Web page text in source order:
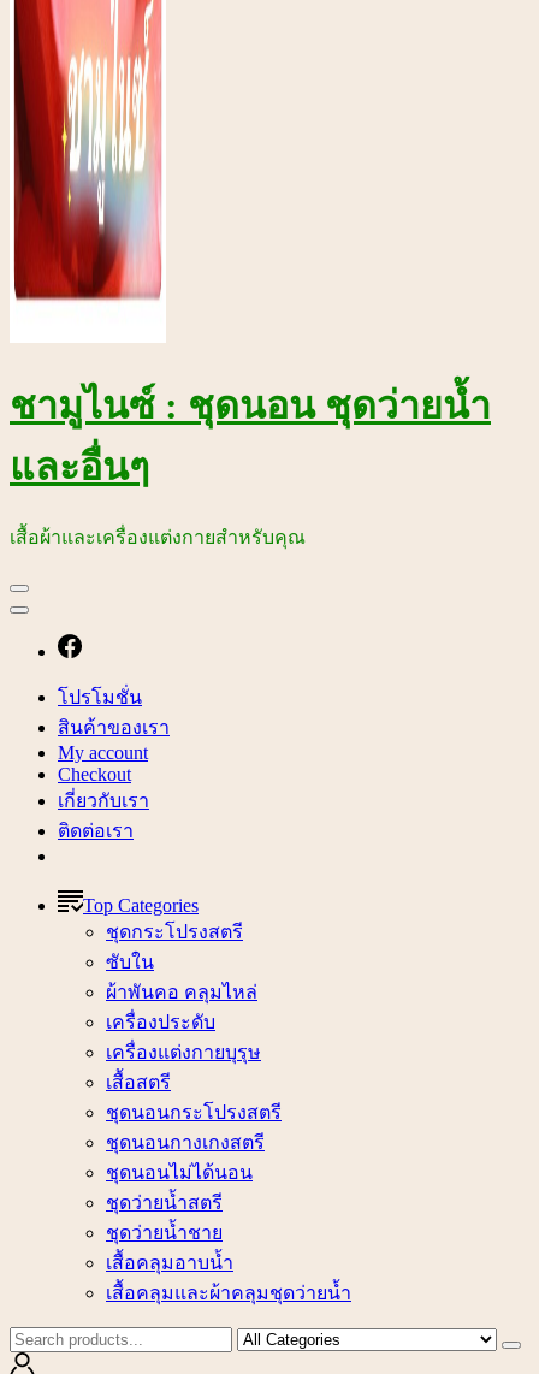
ชามูไนซ์ : ชุดนอน ชุดว่ายน้ำ
และอื่นๆ
เสื้อผ้าและเครื่องแต่งกายสำหรับคุณ
โปรโมชั่น
สินค้าของเรา
My account
Checkout
เกี่ยวกับเรา
ติดต่อเรา
Top Categories
ชุดกระโปรงสตรี
ซับใน
ผ้าพันคอ คลุมไหล่
เครื่องประดับ
เครื่องแต่งกายบุรุษ
เสื้อสตรี
ชุดนอนกระโปรงสตรี
ชุดนอนกางเกงสตรี
ชุดนอนไม่ได้นอน
ชุดว่ายน้ำสตรี
ชุดว่ายน้ำชาย
เสื้อคลุมอาบน้ำ
เสื้อคลุมและผ้าคลุมชุดว่ายน้ำ